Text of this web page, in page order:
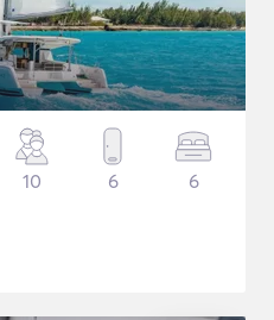
10 6 6